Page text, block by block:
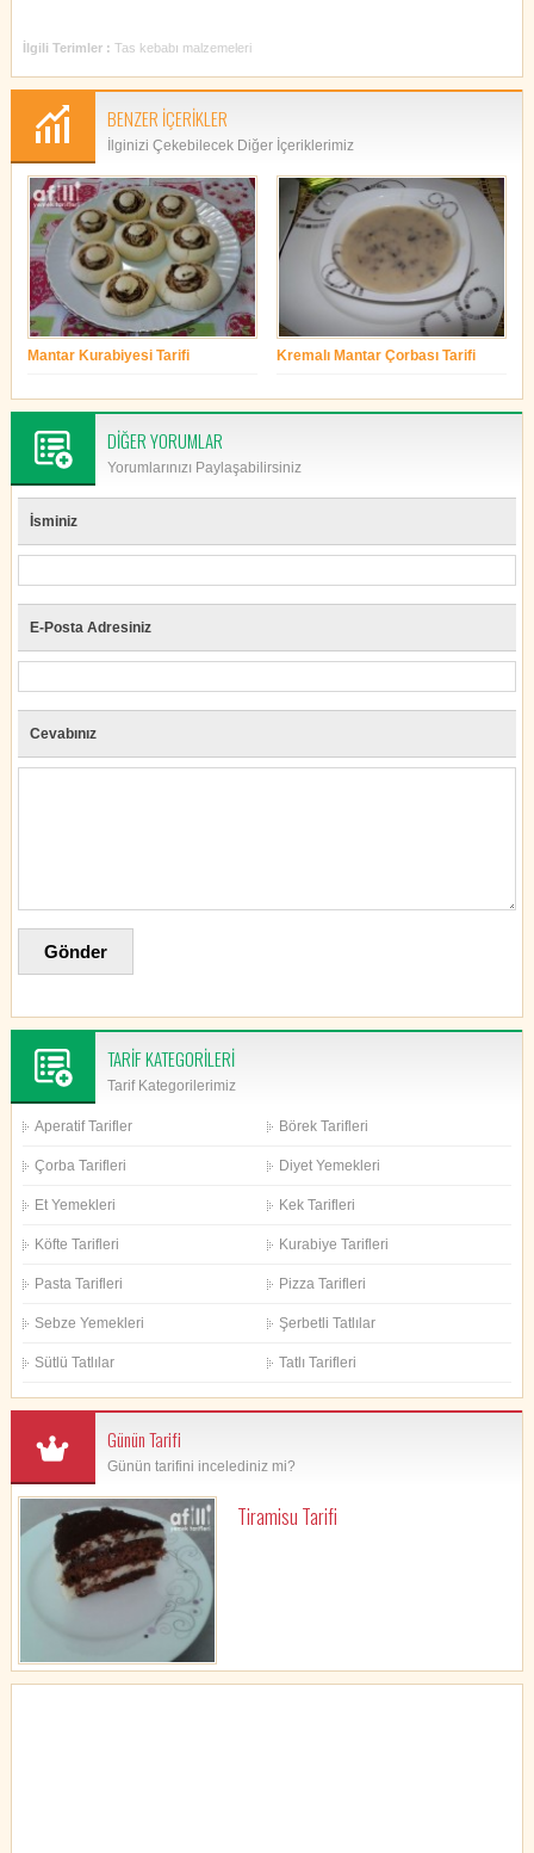
İlgili Terimler :Tas kebabı malzemeleri
BENZER İÇERİKLER
İlginizi Çekebilecek Diğer İçeriklerimiz
Mantar Kurabiyesi Tarifi
Kremalı Mantar Çorbası Tarifi
DİĞER YORUMLAR
Yorumlarınızı Paylaşabilirsiniz
İsminiz
E-Posta Adresiniz
Cevabınız
TARİF KATEGORİLERİ
Tarif Kategorilerimiz
Aperatif Tarifler Börek Tarifleri
Çorba Tarifleri Diyet Yemekleri
Et Yemekleri Kek Tarifleri
Köfte Tarifleri Kurabiye Tarifleri
Pasta Tarifleri Pizza Tarifleri
Sebze Yemekleri Şerbetli Tatlılar
Sütlü Tatlılar Tatlı Tarifleri
Günün Tarifi
Günün tarifini incelediniz mi?
Tiramisu Tarifi